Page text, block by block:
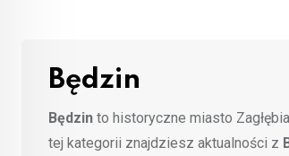
Będzin
Będzin to historyczne miasto
tej kategorii znajdziesz aktualności z